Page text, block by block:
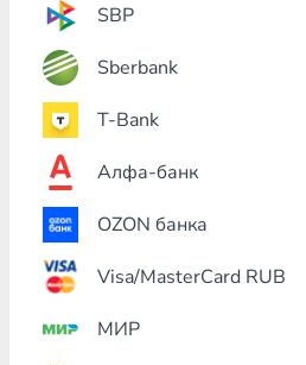
SBP
Sberbank
T-Bank
Алфа-банк
OZON банка
Visa/MasterCard RUB
МИР